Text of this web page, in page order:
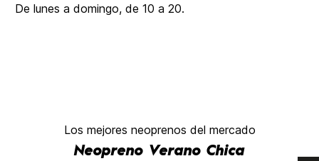
De lunes a domingo, de 10 a 20.
Los mejores neoprenos del mercado
Neopreno Verano Chica